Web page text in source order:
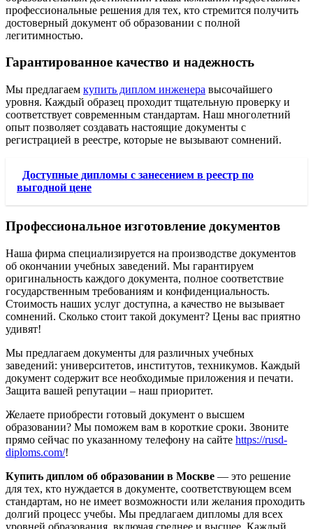
профессиональные решения для тех, кто стремится получить
достоверный документ об образовании с полной
легитимностью.
Гарантированное качество и надежность
Мы предлагаем купить диплом инженера высочайшего
уровня. Каждый образец проходит тщательную проверку и
соответствует современным стандартам. Наш многолетний
опыт позволяет создавать настоящие документы с
регистрацией в реестре, которые не вызывают сомнений.
Доступные дипломы с занесением в реестр по
выгодной цене
Профессиональное изготовление документов
Наша фирма специализируется на производстве документов
об окончании учебных заведений. Мы гарантируем
оригинальность каждого документа, полное соответствие
государственным требованиям и конфиденциальность.
Стоимость наших услуг доступна, а качество не вызывает
сомнений. Сколько стоит такой документ? Цены вас приятно
удивят!
Мы предлагаем документы для различных учебных
заведений: университетов, институтов, техникумов. Каждый
документ содержит все необходимые приложения и печати.
Защита вашей репутации – наш приоритет.
Желаете приобрести готовый документ о высшем
образовании? Мы поможем вам в короткие сроки. Звоните
прямо сейчас по указанному телефону на сайте https://rusd-
diploms.com/!
Купить диплом об образовании в Москве — это решение
для тех, кто нуждается в документе, соответствующем всем
стандартам, но не имеет возможности или желания проходить
долгий процесс учебы. Мы предлагаем дипломы для всех
уровней образования, включая среднее и высшее. Каждый